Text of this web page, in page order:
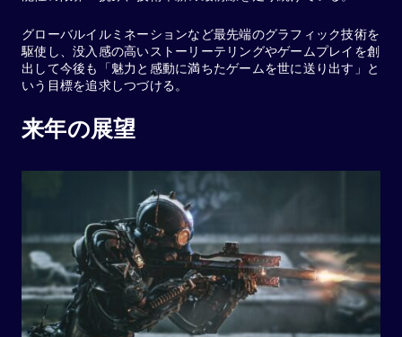
グローバルイルミネーションなど最先端のグラフィック技術を
駆使し、没入感の高いストーリーテリングやゲームプレイを創
出して今後も「魅力と感動に満ちたゲームを世に送り出す」と
いう目標を追求しつづける。
来年の展望